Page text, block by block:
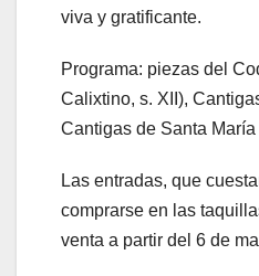
viva y gratificante.
Programa: piezas del
Calixtino, s. XII),
Cantigas de Santa María
Las entradas, que
comprarse en las
venta a partir del 6 de